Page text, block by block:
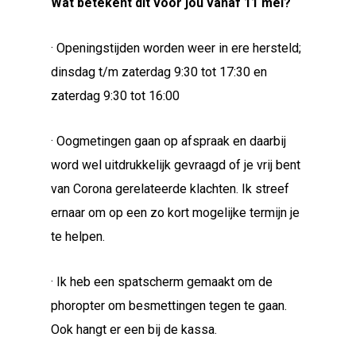
· Openingstijden worden weer in ere hersteld;
dinsdag t/m zaterdag 9:30 tot 17:30 en
zaterdag 9:30 tot 16:00
· Oogmetingen gaan op afspraak en daarbij
word wel uitdrukkelijk gevraagd of je vrij bent
van Corona gerelateerde klachten. Ik streef
ernaar om op een zo kort mogelijke termijn je
te helpen.
· Ik heb een spatscherm gemaakt om de
phoropter om besmettingen tegen te gaan.
Ook hangt er een bij de kassa.